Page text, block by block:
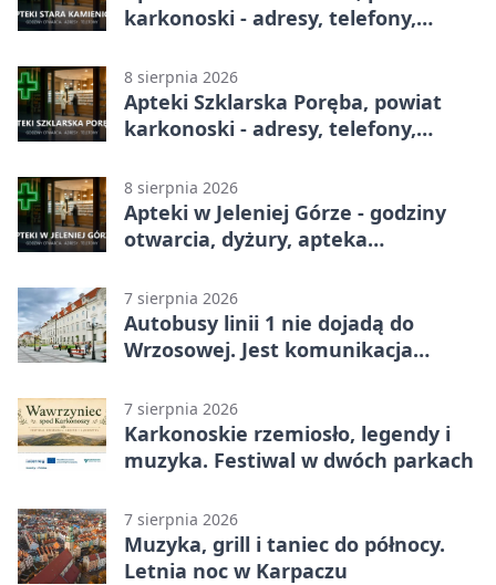
karkonoski - adresy, telefony,
8 sierpnia 2026
Apteki Szklarska Poręba, powiat
karkonoski - adresy, telefony,
8 sierpnia 2026
Apteki w Jeleniej Górze - godziny
otwarcia, dyżury, apteka
7 sierpnia 2026
Autobusy linii 1 nie dojadą do
Wrzosowej. Jest komunikacja
7 sierpnia 2026
Karkonoskie rzemiosło, legendy i
muzyka. Festiwal w dwóch parkach
7 sierpnia 2026
Muzyka, grill i taniec do północy.
Letnia noc w Karpaczu